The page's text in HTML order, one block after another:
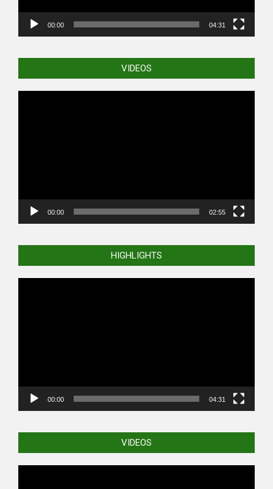
00:00 04:31
VIDEOS
00:00 02:55
HIGHLIGHTS
00:00 04:31
VIDEOS